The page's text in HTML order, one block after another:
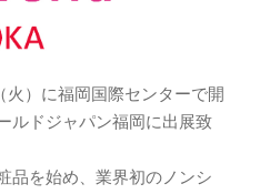
火）に福岡国際センターで開
ルドジャパン福岡に出展致
品を始め、業界初のノンシ